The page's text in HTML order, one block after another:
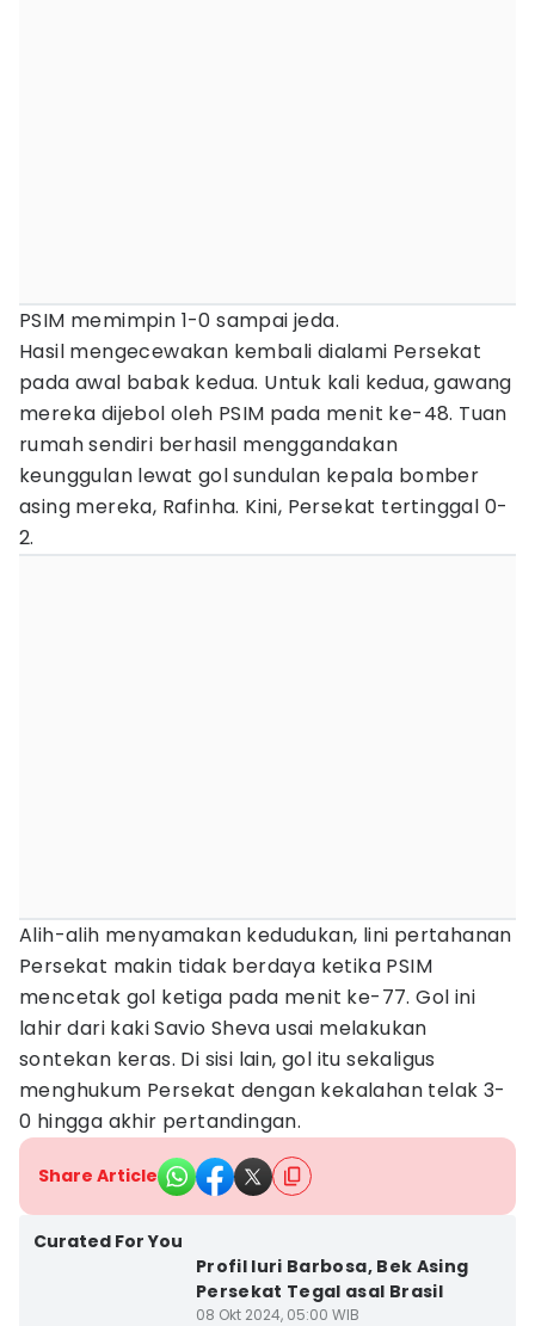
PSIM memimpin 1-0 sampai jeda.
Hasil mengecewakan kembali dialami Persekat
pada awal babak kedua. Untuk kali kedua, gawang
mereka dijebol oleh PSIM pada menit ke-48. Tuan
rumah sendiri berhasil menggandakan
keunggulan lewat gol sundulan kepala bomber
asing mereka, Rafinha. Kini, Persekat tertinggal 0-
2.
Alih-alih menyamakan kedudukan, lini pertahanan
Persekat makin tidak berdaya ketika PSIM
mencetak gol ketiga pada menit ke-77. Gol ini
lahir dari kaki Savio Sheva usai melakukan
sontekan keras. Di sisi lain, gol itu sekaligus
menghukum Persekat dengan kekalahan telak 3-
0 hingga akhir pertandingan.
Share Article
Curated For You
Profil Iuri Barbosa, Bek Asing
Persekat Tegal asal Brasil
08 Okt 2024, 05:00 WIB